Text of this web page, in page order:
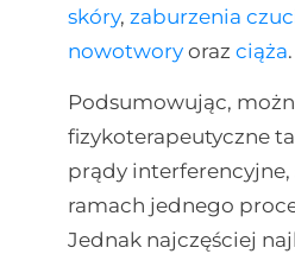
skóry, zaburzenia
nowotworyoraz ciąża.
Podsumowując,
fizykoterapeutyczne
prądy
ramach jednego
Jednak najczęściej